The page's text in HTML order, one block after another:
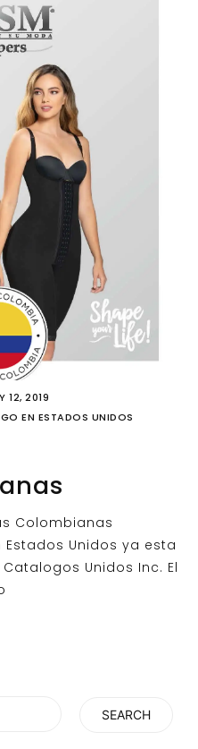
12, 2019
EN ESTADOS UNIDOS
Colombianas
Unidos ya esta
Unidos Inc. El